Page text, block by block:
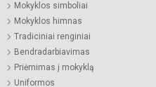
Mokyklos simboliai
Mokyklos himnas
Tradiciniai renginiai
Bendradarbiavimas
Priėmimas į mokyklą
Uniformos